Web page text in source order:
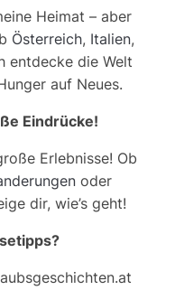
Heimat – aber
Österreich, Italien,
entdecke die Welt
auf Neues.
Eindrücke!
Erlebnisse! Ob
oder
dir, wie’s geht!